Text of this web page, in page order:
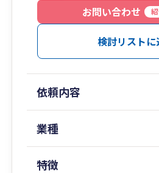
また法人経営や相続には税務
が、この分野で対応経験豊富
はありません。お土産をもた
ありませんので、納税者の立
務所でなければなりません。
を有する当事務所にお任せく
お問い合わせ
検討リストに
依頼内容
業種
特徴